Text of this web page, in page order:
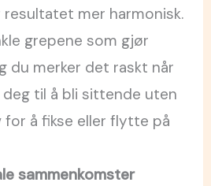
mer harmonisk.
grepene som gjør
du merker det raskt når
til å bli sittende uten
å fikse eller flytte på
sammenkomster